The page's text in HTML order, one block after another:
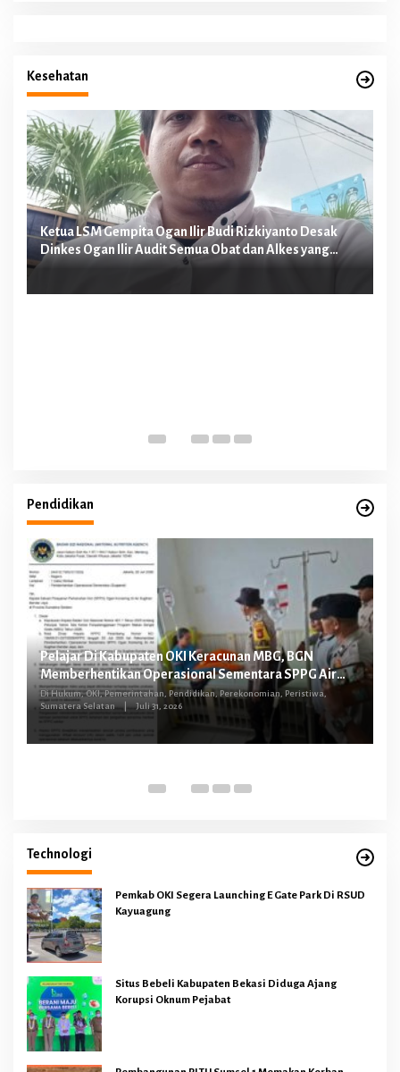
Kesehatan
Ketua LSM Gempita Ogan Ilir Budi Rizkiyanto Desak
Dinkes Ogan Ilir Audit Semua Obat dan Alkes yang
Diduga Dipakai Perawat E Malpraktek
Pendidikan
Pelajar Di Kabupaten OKI Keracunan MBG, BGN
Memberhentikan Operasional Sementara SPPG Air
Sugihan Bandar Jaya
Di Hukum, OKI, Pemerintahan, Pendidikan, Perekonomian, Peristiwa,
Sumatera Selatan
Juli 31, 2026
Technologi
Pemkab OKI Segera Launching E Gate Park Di RSUD
Kayuagung
Situs Bebeli Kabupaten Bekasi Diduga Ajang
Korupsi Oknum Pejabat